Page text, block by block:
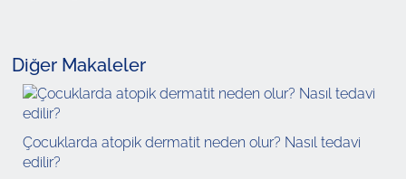
Diğer Makaleler
Çocuklarda atopik dermatit neden olur? Nasıl tedavi
edilir?